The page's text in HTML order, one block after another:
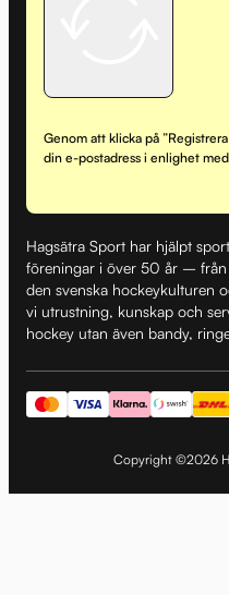
Genom att klicka på
din e-postadress i enlighet
Hagsätra Sport har hjälpt
föreningar i över 50 år –
den svenska hockeykulturen
vi utrustning, kunskap och
hockey utan även bandy,
Copyright ©2026